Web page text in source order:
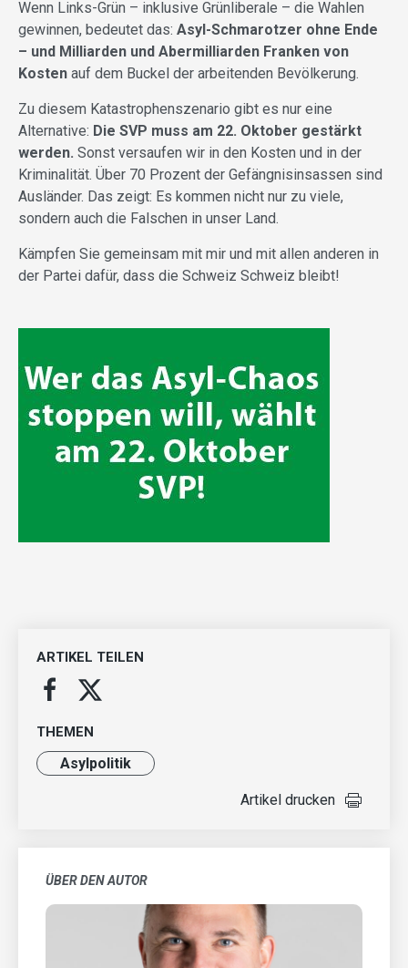
Wenn Links-Grün – inklusive Grünliberale – die Wahlen
gewinnen, bedeutet das: Asyl-Schmarotzer ohne Ende
– und Milliarden und Abermilliarden Franken von
Kosten auf dem Buckel der arbeitenden Bevölkerung.
Zu diesem Katastrophenszenario gibt es nur eine
Alternative: Die SVP muss am 22. Oktober gestärkt
werden. Sonst versaufen wir in den Kosten und in der
Kriminalität. Über 70 Prozent der Gefängnisinsassen sind
Ausländer. Das zeigt: Es kommen nicht nur zu viele,
sondern auch die Falschen in unser Land.
Kämpfen Sie gemeinsam mit mir und mit allen anderen in
der Partei dafür, dass die Schweiz Schweiz bleibt!
ARTIKEL TEILEN
THEMEN
Asylpolitik
Artikel drucken
ÜBER DEN AUTOR